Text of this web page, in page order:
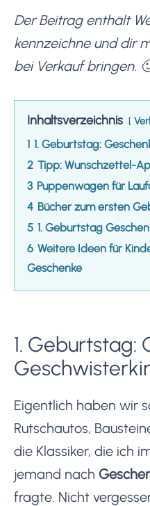
Der Beitrag enthält
kennzeichne und dir
bei Verkauf bringen.
Inhaltsverzeichnis
1 1. Geburtstag:
2 Tipp: Wunschzettel-
3 Puppenwagen für
4 Bücher zum ersten
5 1. Geburtstag
6 Weitere Ideen für
Geschenke
1. Geburtstag:
Eigentlich haben wir
Rutschautos,
die Klassiker, die ich
jemand nach
fragte. Nicht